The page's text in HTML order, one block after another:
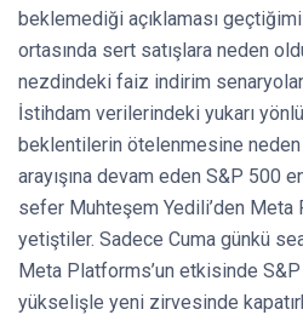
beklemediği açıklaması
ortasında sert satışlara neden
nezdindeki faiz indirim
İstihdam verilerindeki yukarı
beklentilerin ötelenmesine
arayışına devam eden S&P 500
sefer Muhteşem Yedili’den
yetiştiler. Sadece Cuma günkü
Meta Platforms’un etkisinde S&P
yükselişle yeni zirvesinde